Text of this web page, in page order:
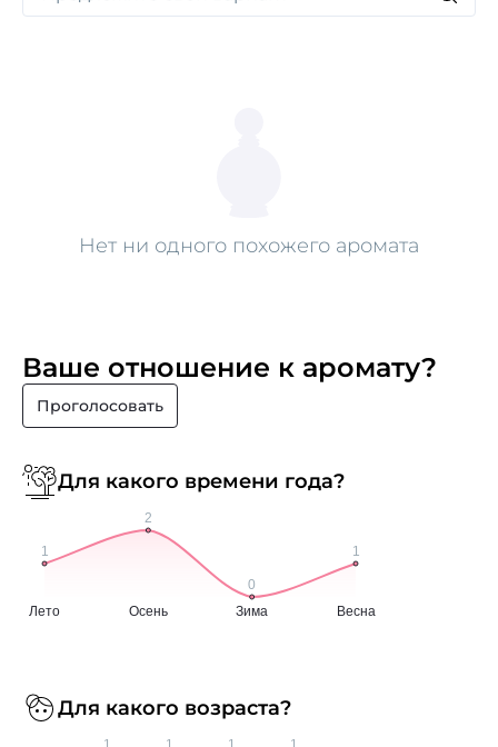
Нет ни одного похожего аромата
Ваше отношение к аромату?
Проголосовать
Для какого времени года?
Для какого возраста?